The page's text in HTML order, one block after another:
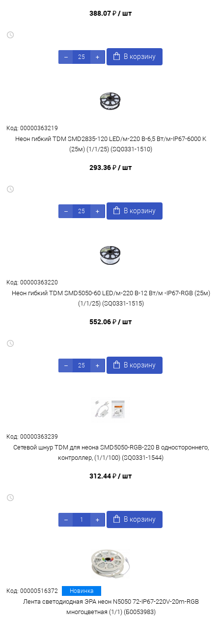
388.07 ₽/ шт
В корзину
Код: 00000363219
Неон гибкий TDM SMD2835-120 LED/м-220 В-6,5 Вт/м-IP67-6000 K
(25м) (1/1/25) (SQ0331-1510)
293.36 ₽/ шт
В корзину
Код: 00000363220
Неон гибкий TDM SMD5050-60 LED/м-220 В-12 Вт/м -IP67-RGB (25м)
(1/1/25) (SQ0331-1515)
552.06 ₽/ шт
В корзину
Код: 00000363239
Сетевой шнур TDM для неона SMD5050-RGB-220 B одностороннего,
контроллер, (1/1/100) (SQ0331-1544)
312.44 ₽/ шт
В корзину
Код: 00000516372 Новинка
Лента светодиодная ЭРА неон N5050 72-IP67-220V-20m-RGB
многоцветная (1/1) (Б0053983)